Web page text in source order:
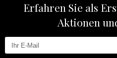
Erfahren Sie als
Aktionen